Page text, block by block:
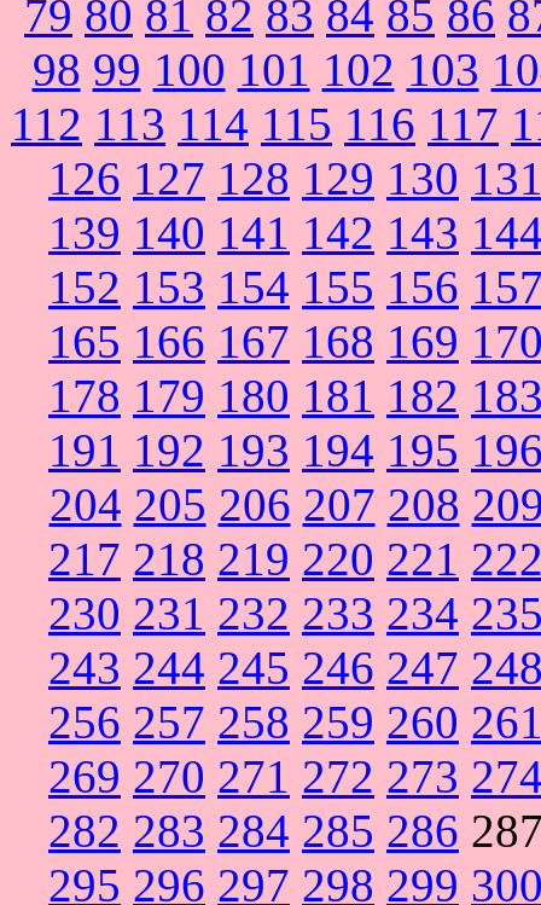
79 80 81 82 83 84 85 86
98 99 100 101 102 103
112 113 114 115 116 117
126 127 128 129 130
139 140 141 142 143
152 153 154 155 156
165 166 167 168 169
178 179 180 181 182
191 192 193 194 195
204 205 206 207 208
217 218 219 220 221
230 231 232 233 234
243 244 245 246 247
256 257 258 259 260
269 270 271 272 273
282 283 284 285 286
295 296 297 298 299